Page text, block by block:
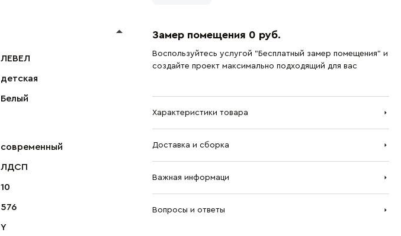
ЛЕВЕЛ
детская
Белый
современный
ЛДСП
10
576
Y
Замер помещения 0 руб.
Воспользуйтесь услугой "Бесплатный замер помещения" и
создайте проект максимально подходящий для вас
Характеристики товара
Доставка и сборка
Важная информаци
Вопросы и ответы